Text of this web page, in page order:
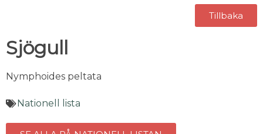
Tillbaka
Sjögull
Nymphoides peltata
Nationell lista